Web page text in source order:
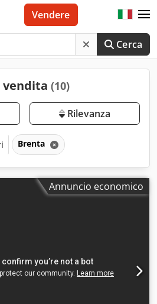
Cerca
Vendere
vendita (10)
Rilevanza
Brenta
Annuncio economico